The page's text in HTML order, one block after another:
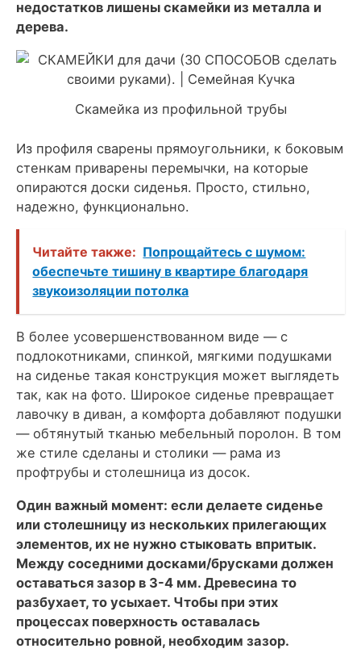
недостатков лишены скамейки из металла и
дерева.
Скамейка из профильной трубы
Из профиля сварены прямоугольники, к боковым
стенкам приварены перемычки, на которые
опираются доски сиденья. Просто, стильно,
надежно, функционально.
Читайте также: Попрощайтесь с шумом:
обеспечьте тишину в квартире благодаря
звукоизоляции потолка
В более усовершенствованном виде — с
подлокотниками, спинкой, мягкими подушками
на сиденье такая конструкция может выглядеть
так, как на фото. Широкое сиденье превращает
лавочку в диван, а комфорта добавляют подушки
— обтянутый тканью мебельный поролон. В том
же стиле сделаны и столики — рама из
профтрубы и столешница из досок.
Один важный момент: если делаете сиденье
или столешницу из нескольких прилегающих
элементов, их не нужно стыковать впритык.
Между соседними досками/брусками должен
оставаться зазор в 3-4 мм. Древесина то
разбухает, то усыхает. Чтобы при этих
процессах поверхность оставалась
относительно ровной, необходим зазор.